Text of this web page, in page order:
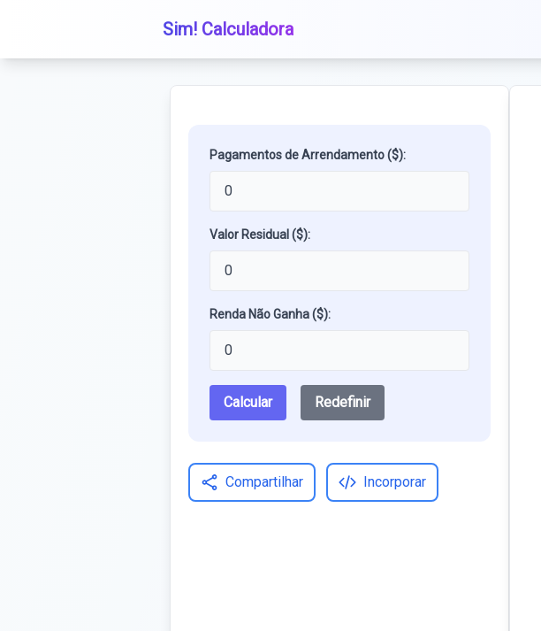
Sim! Calculadora
Pagamentos de Arrendamento ($):
Valor Residual ($):
Renda Não Ganha ($):
Calcular Redefinir
Compartilhar Incorporar